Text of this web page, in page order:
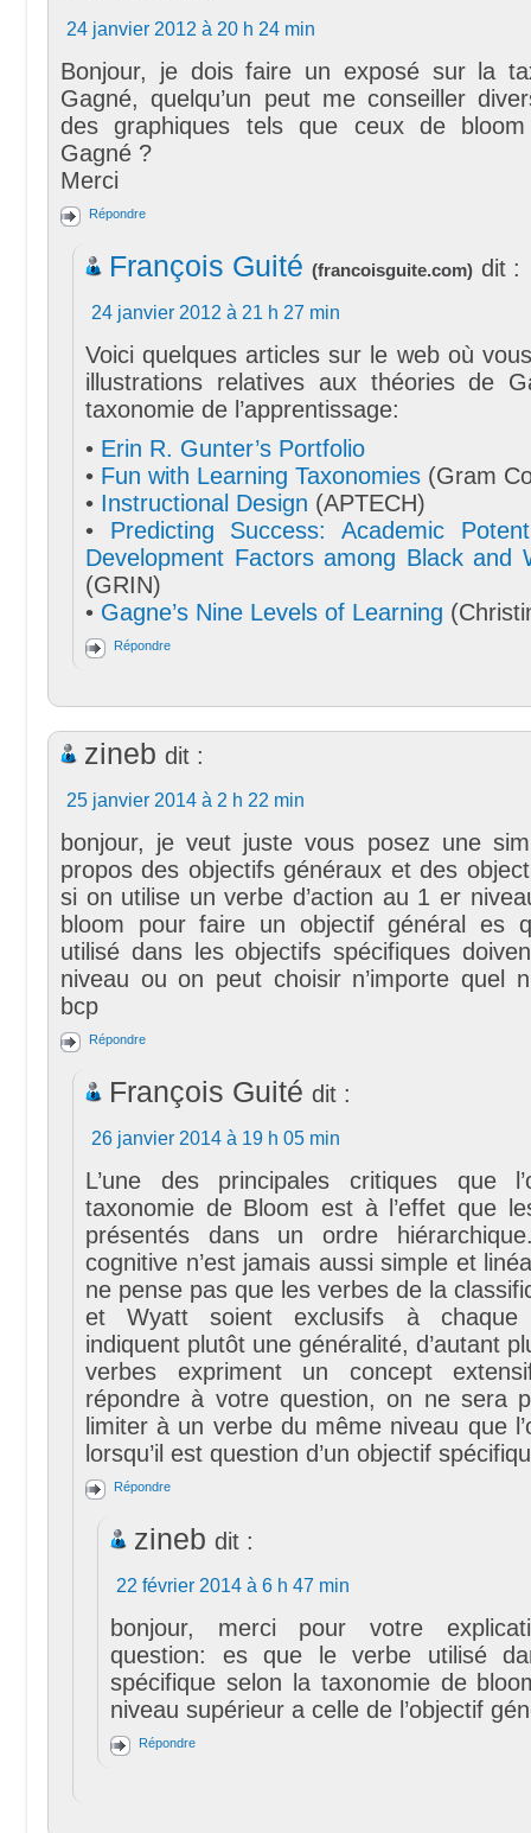
24 janvier 2012 à 20 h 24 min
Bonjour, je dois faire un exposé sur la
Gagné, quelqu’un peut me conseiller
des graphiques tels que ceux de
Gagné ?
Merci
Répondre
François Guité (francoisguite.com) dit :
24 janvier 2012 à 21 h 27 min
Voici quelques articles sur le web où
illustrations relatives aux théories de
taxonomie de l’apprentissage:
• Erin R. Gunter’s Portfolio
• Fun with Learning Taxonomies (Gram
• Instructional Design (APTECH)
• Predicting Success: Academic
Development Factors among Black and
(GRIN)
• Gagne’s Nine Levels of Learning
Répondre
zineb dit :
25 janvier 2014 à 2 h 22 min
bonjour, je veut juste vous posez une
propos des objectifs généraux et des
si on utilise un verbe d’action au 1 er
bloom pour faire un objectif général es
utilisé dans les objectifs spécifiques
niveau ou on peut choisir n’importe quel
bcp
Répondre
François Guité dit :
26 janvier 2014 à 19 h 05 min
L’une des principales critiques que
taxonomie de Bloom est à l’effet que
présentés dans un ordre
cognitive n’est jamais aussi simple et
ne pense pas que les verbes de la
et Wyatt soient exclusifs à chaque
indiquent plutôt une généralité, d’autant
verbes expriment un concept
répondre à votre question, on ne sera
limiter à un verbe du même niveau que
lorsqu’il est question d’un objectif
Répondre
zineb dit :
22 février 2014 à 6 h 47 min
bonjour, merci pour votre
question: es que le verbe utilisé
spécifique selon la taxonomie de
niveau supérieur a celle de l’objectif
Répondre